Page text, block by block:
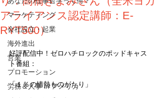
マーケティング
会社設立・起業
海外進出
営業
プロモーション
労務＆人事 in アメリカ
アライアンス認定講師：E-
RYT500）
好評配信中！ゼロハチロックのポッドキャス
ト番組：
「１％の情熱ものがたり」